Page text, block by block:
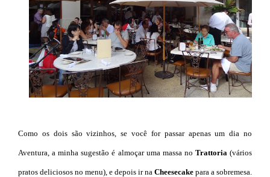
Como os dois são vizinhos, se você for passar apenas um dia no
Aventura, a minha sugestão é almoçar uma massa no Trattoria (vários
pratos deliciosos no menu), e depois ir na Cheesecake para a sobremesa.